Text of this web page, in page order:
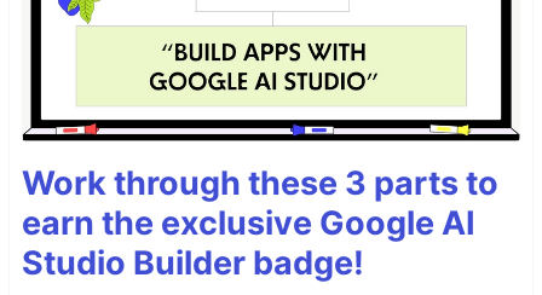
Work through these 3 parts to
earn the exclusive Google AI
Studio Builder badge!